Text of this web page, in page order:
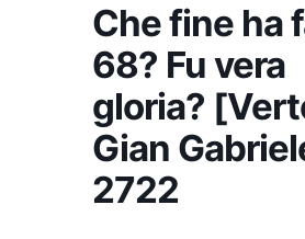
Che fine ha
68? Fu vera
gloria?
Gian
2722